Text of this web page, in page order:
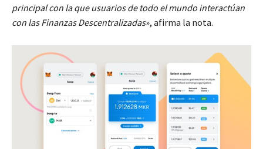
principal con la que usuarios de todo el mundo interactúan
con las Finanzas Descentralizadas», afirma la nota.